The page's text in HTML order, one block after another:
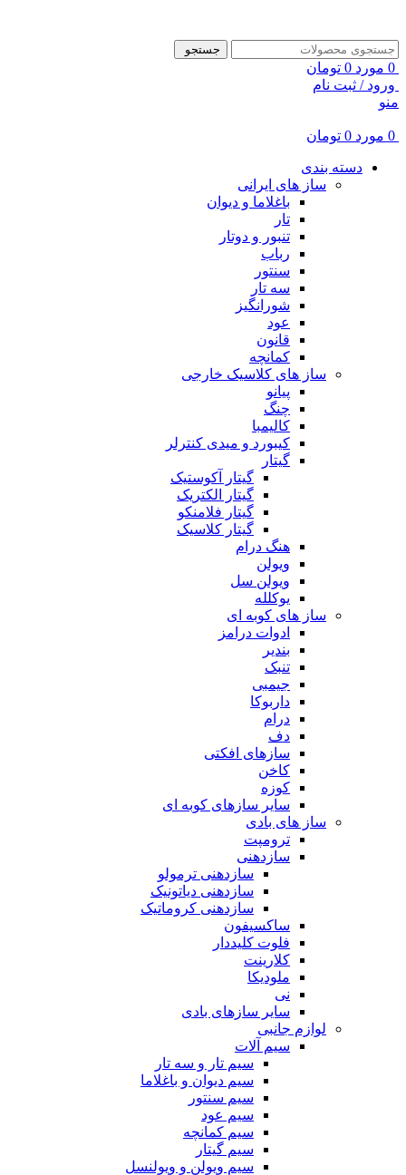
جستجو
0 مورد 0 تومان
ورود / ثبت نام
منو
0 مورد 0 تومان
دسته بندی
ساز های ایرانی
باغلاما و دیوان
تار
تنبور و دوتار
رباب
سنتور
سه تار
شورانگیز
عود
قانون
کمانچه
ساز های کلاسیک خارجی
پیانو
چنگ
کالیمبا
کیبورد و میدی کنترلر
گیتار
گیتار آکوستیک
گیتار الکتریک
گیتار فلامنکو
گیتار کلاسیک
هنگ درام
ویولن
ویولن سل
یوکلله
ساز های کوبه ای
ادوات درامز
بندیر
تنبک
جیمبی
داربوکا
درام
دف
سازهای افکتی
کاخن
کوزه
سایر سازهای کوبه ای
ساز های بادی
ترومپت
سازدهنی
سازدهنی ترمولو
سازدهنی دیاتونیک
سازدهنی کروماتیک
ساکسیفون
فلوت کلیددار
کلارینت
ملودیکا
نی
سایر سازهای بادی
لوازم جانبی
سیم آلات
سیم تار و سه تار
سیم دیوان و باغلاما
سیم سنتور
سیم عود
سیم کمانچه
سیم گیتار
سیم ویولن و ویولنسل